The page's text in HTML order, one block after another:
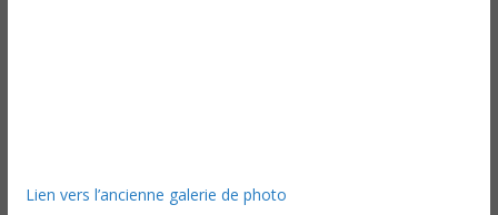
Lien vers l’ancienne galerie de photo